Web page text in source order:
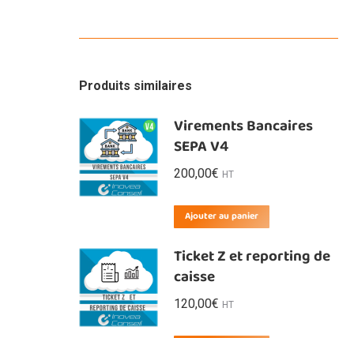
Produits similaires
Virements Bancaires
SEPA V4
200,00€ HT
Ajouter au panier
Ticket Z et reporting de
caisse
120,00€ HT